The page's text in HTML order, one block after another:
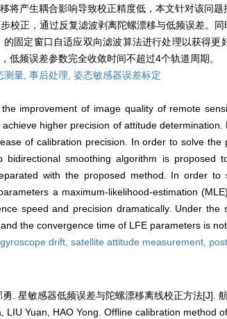
将产生耦合影响导致校正精度低，本文针对该问
校正，通过反复滤波剥离陀螺漂移与低频误差。
固定窗口自适应双向滤波算法进行处理以获得
低频误差参数完全收敛时间不超过4个轨道周期。
测量, 事后处理, 姿态敏感器误差标定
improvement of image quality of remote
higher precision of attitude
of calibration precision. In order to solve
smoothing algorithm is proposed
with the proposed method. In order
a maximum-likelihood-estimation
speed and precision dramatically. Under
the convergence time of LFE parameters is
gyroscope drift, satellite attitude measurement,
. 星敏感器低频误差与陀螺漂移离线校正方法[J].
LIU Yuan, HAO Yong. Offline calibration method